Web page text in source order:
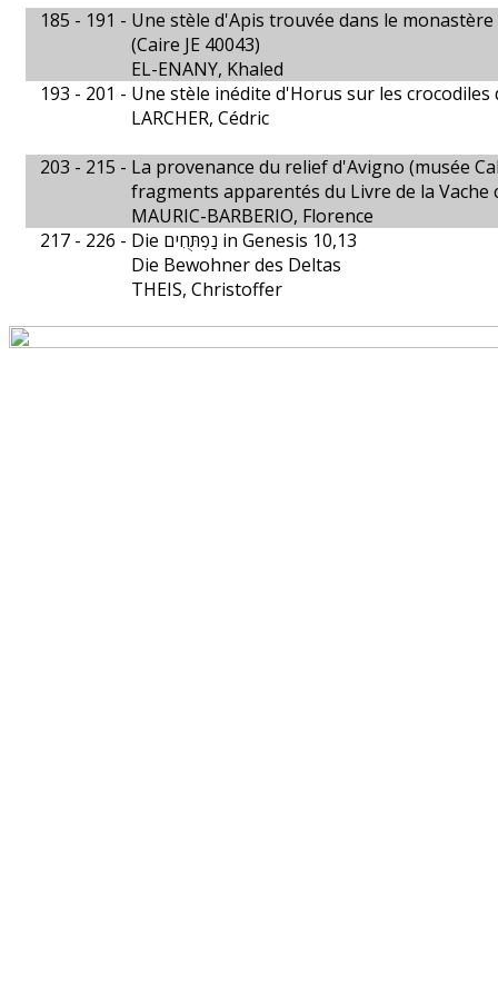
185 - 191 - Une stèle d'Apis trouvée dans le monastère
(Caire JE 40043)
EL-ENANY, Khaled
193 - 201 - Une stèle inédite d'Horus sur les crocodiles
LARCHER, Cédric
203 - 215 - La provenance du relief d'Avigno (musée
fragments apparentés du Livre de la Vache
MAURIC-BARBERIO, Florence
217 - 226 -
Die נַפְתֻּחִים in Genesis 10,13
Die Bewohner des Deltas
THEIS, Christoffer